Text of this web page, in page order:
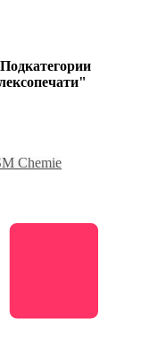
Подкатегории
Chemie